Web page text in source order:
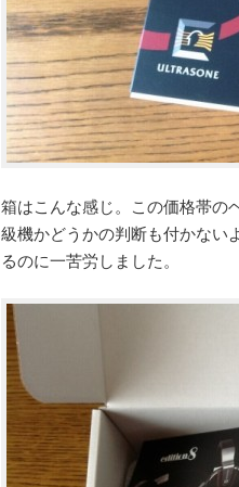
箱はこんな感じ。この価格帯の
級機かどうかの判断も付かない
るのに一苦労しました。